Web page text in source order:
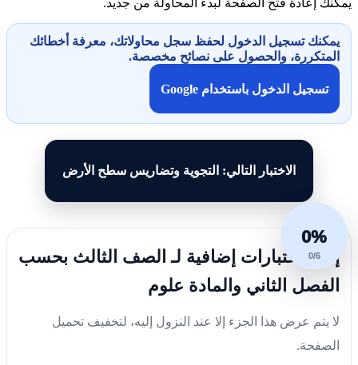
يمكنك إعادة فتح الصفحة لبدء المحاولة من جديد.
يمكنك تسجيل الدخول لحفظ سجل محاولاتك، معرفة أخطائك
المتكررة، والحصول على نصائح مخصصة.
تسجيل الدخول باستخدام Google
الاختبار التالي: التجوية وتضاريس سطح الأرض
0%
0/6
إليك اختبارات إضافية لـ الصف الثالث بحسب
الفصل الثاني والمادة علوم
لا يتم عرض هذا الجزء إلا عند النزول إليه، لتخفيف تحميل
الصفحة.